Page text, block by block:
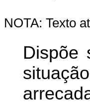
NOTA: Texto
Dispõe